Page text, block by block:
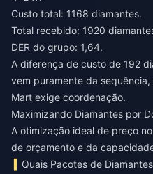
Custo total: 1168 diamantes.
Total recebido: 1920
DER do grupo: 1,64.
A diferença de custo de 192
vem puramente da
Mart exige coordenação.
Maximizando Diamantes por
A otimização ideal de preço
de orçamento e da
Quais Pacotes de